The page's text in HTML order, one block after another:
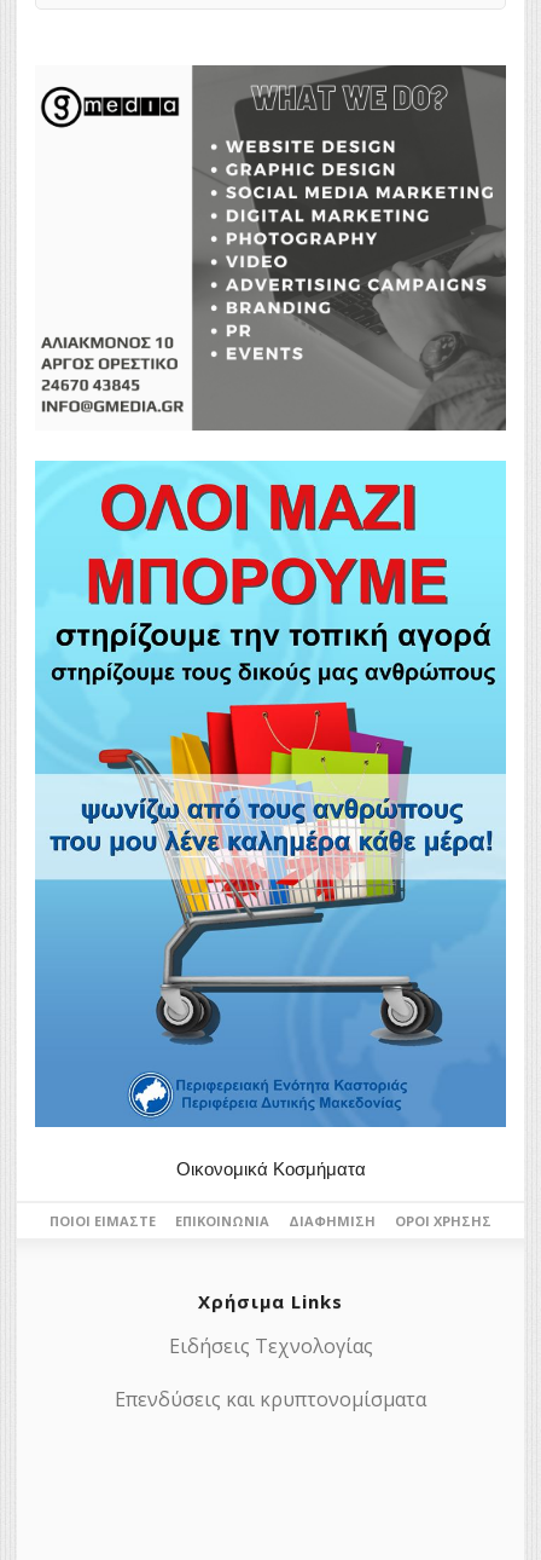
Οικονομικά Κοσμήματα
ΠΟΙΟΙ ΕΊΜΑΣΤΕ ΕΠΙΚΟΙΝΩΝΊΑ ΔΙΑΦΉΜΙΣΗ ΌΡΟΙ ΧΡΉΣΗΣ
Χρήσιμα Links
Ειδήσεις Τεχνολογίας
Επενδύσεις και κρυπτονομίσματα